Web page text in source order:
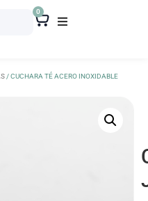
0
/ CUCHARA TÉ ACERO INOXIDABLE